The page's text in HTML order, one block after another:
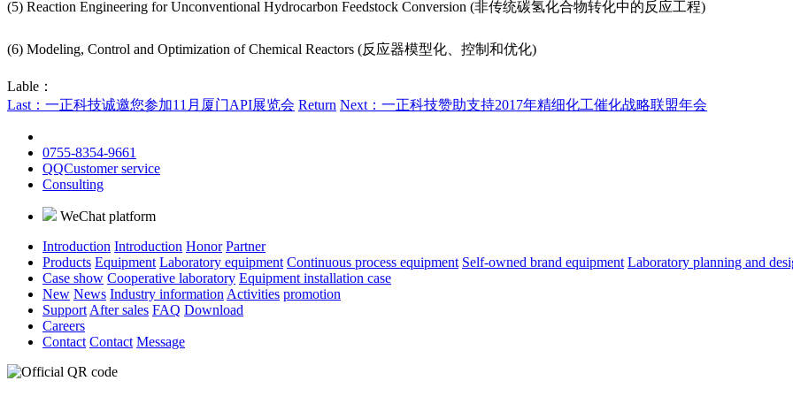
(5) Reaction Engineering for Unconventional Hydrocarbon Feedstock Conversion (非传统碳氢化合物转化中的反应工程)
(6) Modeling, Control and Optimization of Chemical Reactors (反应器模型化、控制和优化)
Lable：
Last：一正科技诚邀您参加11月厦门API展览会 Return Next：一正科技赞助支持2017年精细化工催化战略联盟年会
0755-8354-9661
QQCustomer service
Consulting
WeChat platform
Introduction Introduction Honor Partner
Products Equipment Laboratory equipment Continuous process equipment Self-owned brand equipment Laboratory planning and
Case show Cooperative laboratory Equipment installation case
New News Industry information Activities promotion
Support After sales FAQ Download
Careers
Contact Contact Message